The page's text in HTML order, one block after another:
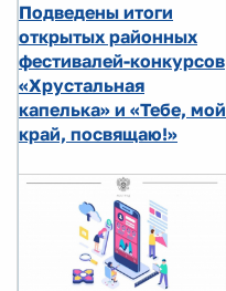
Подведены итоги
открытых районных
фестивалей-конкурсов
«Хрустальная
капелька» и «Тебе, мой
край, посвящаю!»